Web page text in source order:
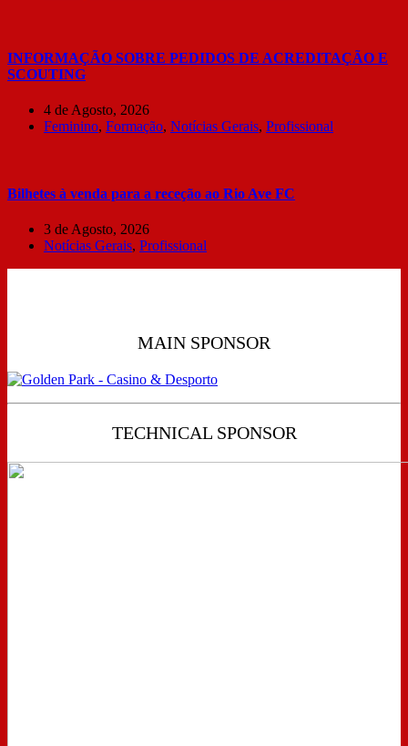
INFORMAÇÃO SOBRE PEDIDOS DE ACREDITAÇÃO E
SCOUTING
4 de Agosto, 2026
Feminino, Formação, Notícias Gerais, Profissional
Bilhetes à venda para a receção ao Rio Ave FC
3 de Agosto, 2026
Notícias Gerais, Profissional
MAIN SPONSOR
TECHNICAL SPONSOR